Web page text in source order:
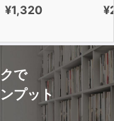
¥1,320
で
プット